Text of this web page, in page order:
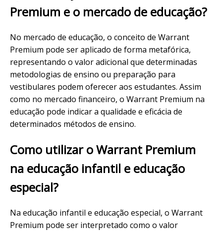
Premium e o mercado de educação?
No mercado de educação, o conceito de Warrant
Premium pode ser aplicado de forma metafórica,
representando o valor adicional que determinadas
metodologias de ensino ou preparação para
vestibulares podem oferecer aos estudantes. Assim
como no mercado financeiro, o Warrant Premium na
educação pode indicar a qualidade e eficácia de
determinados métodos de ensino.
Como utilizar o Warrant Premium
na educação infantil e educação
especial?
Na educação infantil e educação especial, o Warrant
Premium pode ser interpretado como o valor